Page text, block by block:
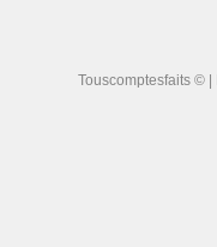
Touscomptesfaits © |